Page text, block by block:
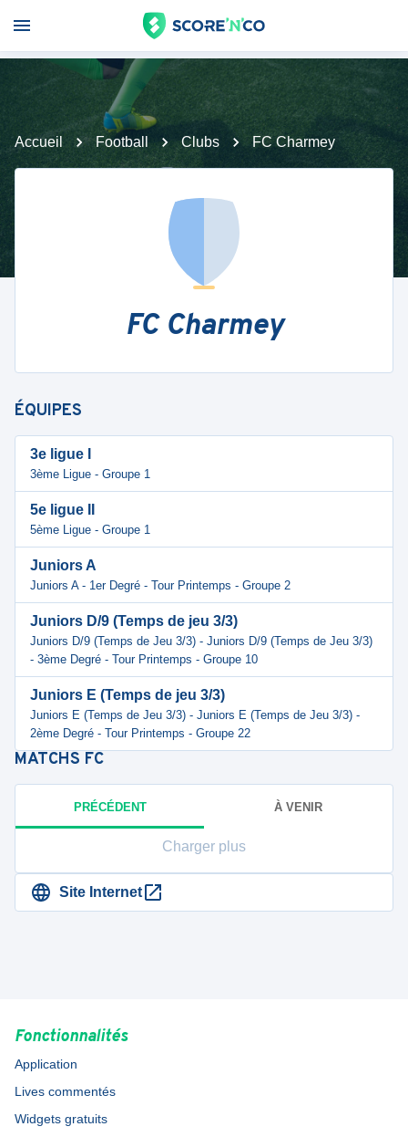
Accueil Football Clubs FC Charmey
FC Charmey
ÉQUIPES
3e ligue I
3ème Ligue - Groupe 1
5e ligue II
5ème Ligue - Groupe 1
Juniors A
Juniors A - 1er Degré - Tour Printemps - Groupe 2
Juniors D/9 (Temps de jeu 3/3)
Juniors D/9 (Temps de Jeu 3/3) - Juniors D/9 (Temps de Jeu 3/3)
- 3ème Degré - Tour Printemps - Groupe 10
Juniors E (Temps de jeu 3/3)
Juniors E (Temps de Jeu 3/3) - Juniors E (Temps de Jeu 3/3) -
2ème Degré - Tour Printemps - Groupe 22
MATCHS FC
PRÉCÉDENT À VENIR
Charger plus
Site Internet
Fonctionnalités
Application
Lives commentés
Widgets gratuits